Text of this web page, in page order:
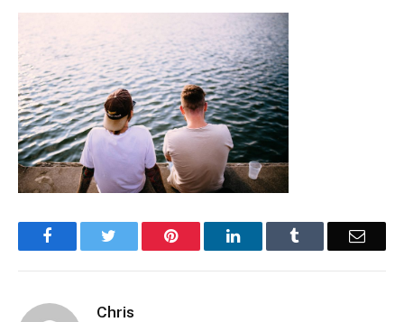
Facebook Pinterest LinkedIn Email
Chris